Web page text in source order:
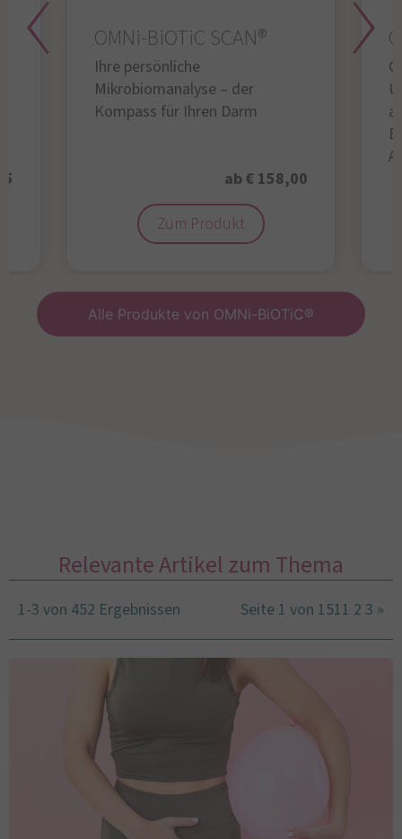
OMNi-BiOTiC SCAN®
Ihre persönliche
Mikrobiomanalyse – der
Kompass für Ihren Darm
ab € 158,00
Zum Produkt
Alle Produkte von OMNi-BiOTiC®
Relevante Artikel zum Thema
1-3 von 452 Ergebnissen Seite 1 von 1511 2 3 »